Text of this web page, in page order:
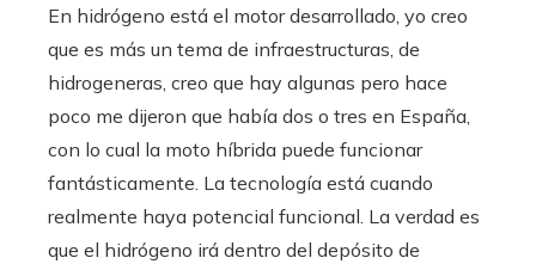
En hidrógeno está el motor desarrollado, yo creo
que es más un tema de infraestructuras, de
hidrogeneras, creo que hay algunas pero hace
poco me dijeron que había dos o tres en España,
con lo cual la moto híbrida puede funcionar
fantásticamente. La tecnología está cuando
realmente haya potencial funcional. La verdad es
que el hidrógeno irá dentro del depósito de